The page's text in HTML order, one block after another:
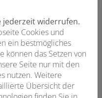
jederzeit widerrufen.
Cookies und
ein bestmögliches
können das Setzen von
Seite nur mit den
nutzen. Weitere
Übersicht der